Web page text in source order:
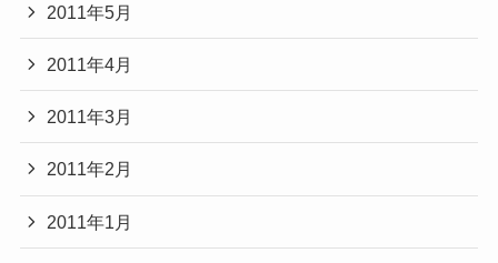
2011年5月
2011年4月
2011年3月
2011年2月
2011年1月